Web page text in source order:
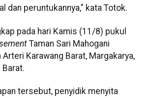
dan peruntukannya," kata Totok.
pada hari Kamis (11/8) pukul
Taman Sari Mahogani
Karawang Barat, Margakarya,
Barat.
tersebut, penyidik menyita